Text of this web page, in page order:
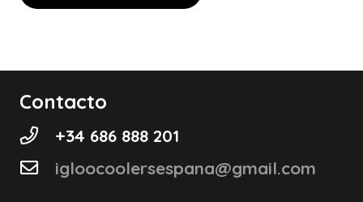
Contacto
+34 686 888 201
igloocoolersespana@gmail.com